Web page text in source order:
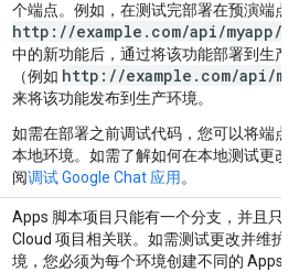
个端点。例如，在测试完部署在预演端点
http://example.com/api/myapp/
中的新功能后，通过将该功能部署到生产
（例如 http://example.com/api/
来将该功能发布到生产环境。
如需在部署之前调试代码，您可以将端点
本地环境。如需了解如何在本地测试更改
阅调试 Google Chat 应用 。
Apps 脚本项目只能有一个分支，并且只
Cloud 项目相关联。如需测试更改并维护
境，您必须为每个环境创建不同的 Apps